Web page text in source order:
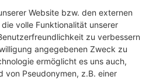
Website bzw. den externen
volle Funktionalität unserer
zu verbessern
angegebenen Zweck zu
ermöglicht es uns auch,
von Pseudonymen, z.B. einer